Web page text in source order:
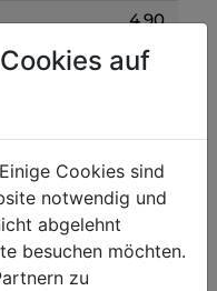
4.90
5.10
240
190
140
auf
Cookies sind
notwendig und
abgelehnt
besuchen möchten.
zu